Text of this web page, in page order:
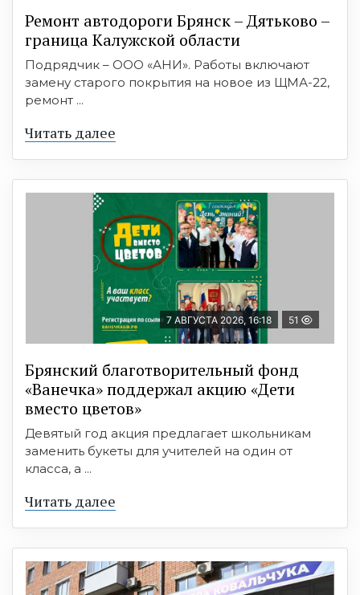
Ремонт автодороги Брянск – Дятьково –
граница Калужской области
Подрядчик – ООО «АНИ». Работы включают
замену старого покрытия на новое из ЩМА-22,
ремонт ...
Читать далее
7 АВГУСТА 2026, 16:18 51
Брянский благотворительный фонд
«Ванечка» поддержал акцию «Дети
вместо цветов»
Девятый год акция предлагает школьникам
заменить букеты для учителей на один от
класса, а ...
Читать далее